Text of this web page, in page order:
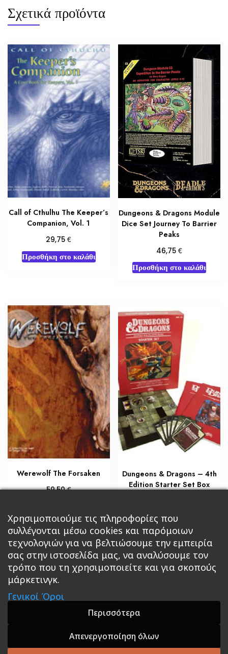
Σχετικά προϊόντα
Call of Cthulhu The Keeper’s
Companion, Vol. 1
29,75€
Προσθήκη στο καλάθι
Dungeons & Dragons Module
Dice Set Journey To Barrier
Peaks
46,75€
Προσθήκη στο καλάθι
Werewolf The Forsaken
59,50€
Διαβάστε περισσότερα
Dungeons & Dragons – 4th
Edition Starter Set Box
Διαβάστε περισσότερα
Κεντρική Βιβλία
Roleplaying Games Ψυχαγωγία Εκδόσεις Βάρδος
Σε Προσφορά
A theme by GradientThemes - A theme by Gradient
Themes
Χρησιμοποιούμε τις πληροφορίες που
συλλέγονται μέσω cookies και παρόμοιων
τεχνολογιών για να βελτιώσουμε την εμπειρία
σας στην ιστοσελίδα μας, να αναλύσουμε τον
τρόπο που τη χρησιμοποιείτε και για σκοπούς
μάρκετινγκ.
Γενικοί Όροι
Περισσότερα
Απενεργοποίηση όλων